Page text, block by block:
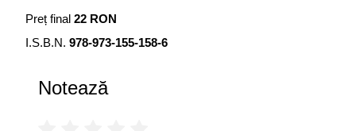
Preț final 22 RON
I.S.B.N. 978-973-155-158-6
Notează